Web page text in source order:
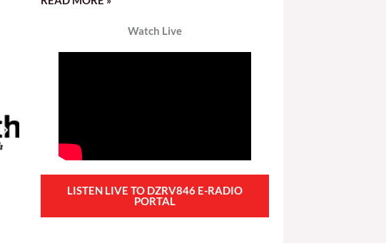
Watch Live
LISTEN LIVE TO DZRV846 E-RADIO
PORTAL